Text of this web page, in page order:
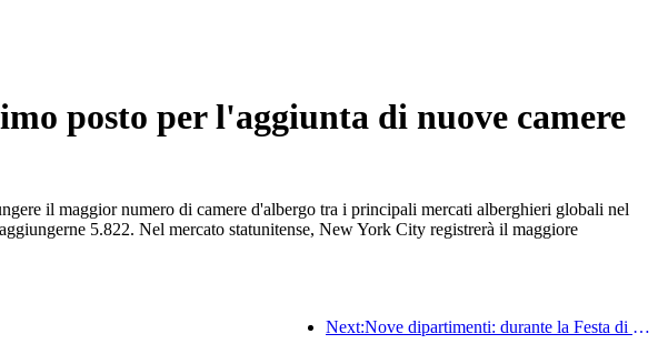
posto per l'aggiunta di nuove camere
il maggior numero di camere d'albergo tra i principali mercati alberghieri globali nel
5.822. Nel mercato statunitense, New York City registrerà il maggiore
Next:Nove dipartimenti: durante la Festa di Primavera, le catene alberghiere e le case vacanze boutique offriranno misure preferenziali.